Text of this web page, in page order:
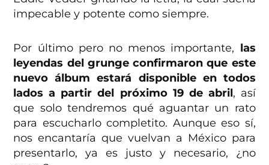
impecable y potente como siempre.
Por último pero no menos importante, las
leyendas del grunge confirmaron que este
nuevo álbum estará disponible en todos
lados a partir del próximo 19 de abril, así
que solo tendremos qué aguantar un rato
para escucharlo completito. Aunque eso sí,
nos encantaría que vuelvan a México para
presentarlo, ya es justo y necesario, ¿no